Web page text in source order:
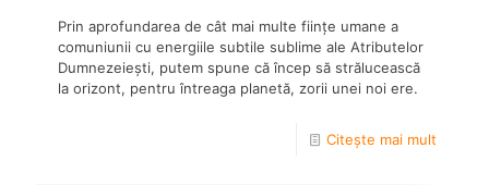
Prin aprofundarea de cât mai multe ființe umane a
comuniunii cu energiile subtile sublime ale Atributelor
Dumnezeiești, putem spune că încep să strălucească
la orizont, pentru întreaga planetă, zorii unei noi ere.
Citește mai mult